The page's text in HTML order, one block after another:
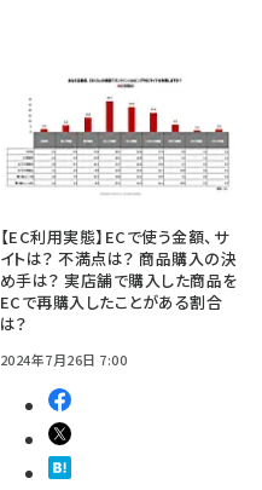
【EC利用実態】ECで使う金額、サ
イトは？ 不満点は？ 商品購入の決
め手は？ 実店舗で購入した商品を
ECで再購入したことがある割合
は？
2024年7月26日 7:00